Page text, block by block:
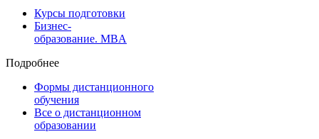
Курсы подготовки
Бизнес-
образование. MBA
Подробнее
Формы дистанционного
обучения
Все о дистанционном
образовании